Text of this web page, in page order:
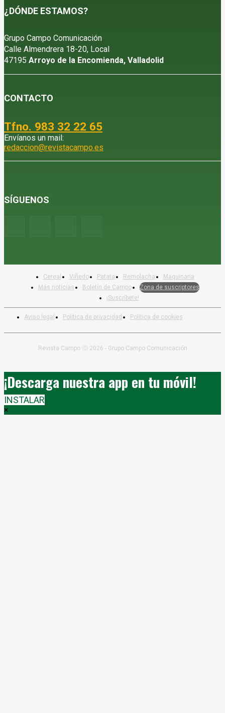
¿DÓNDE ESTAMOS?
Grupo Campo Comunicación
Calle Almendrera 18-20, Local
47195 Arroyo de la Encomienda, Valladolid
CONTACTO
Tfno. 983 32 22 65
Envíanos un mail:
redaccion@revistacampo.es
SÍGUENOS
Aviso legal Política de privacidad Política de cookies
Cereal Viñedo Patata Remolacha
Maquinaria
Más noticias
Boletín de Campo
Zona de suscriptores
¡Suscríbete!
Revista Campo Ⓒ 2026 - Grupo Campo Comunicación
¡Descarga nuestra app en tu móvil!
INSTALAR
×